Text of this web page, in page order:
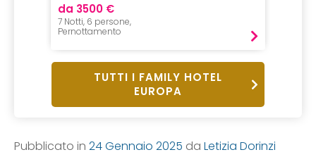
da 3500 €
7 Notti, 6 persone,
Pernottamento
TUTTI I FAMILY HOTEL
EUROPA
Pubblicato in 24 Gennaio 2025 da Letizia Dorinzi